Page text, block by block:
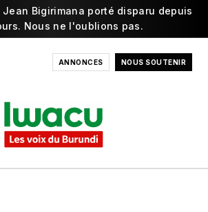
Bigirimana porté disparu depuis
Nous ne l'oublions pas.
ANNONCES NOUS SOUTENIR